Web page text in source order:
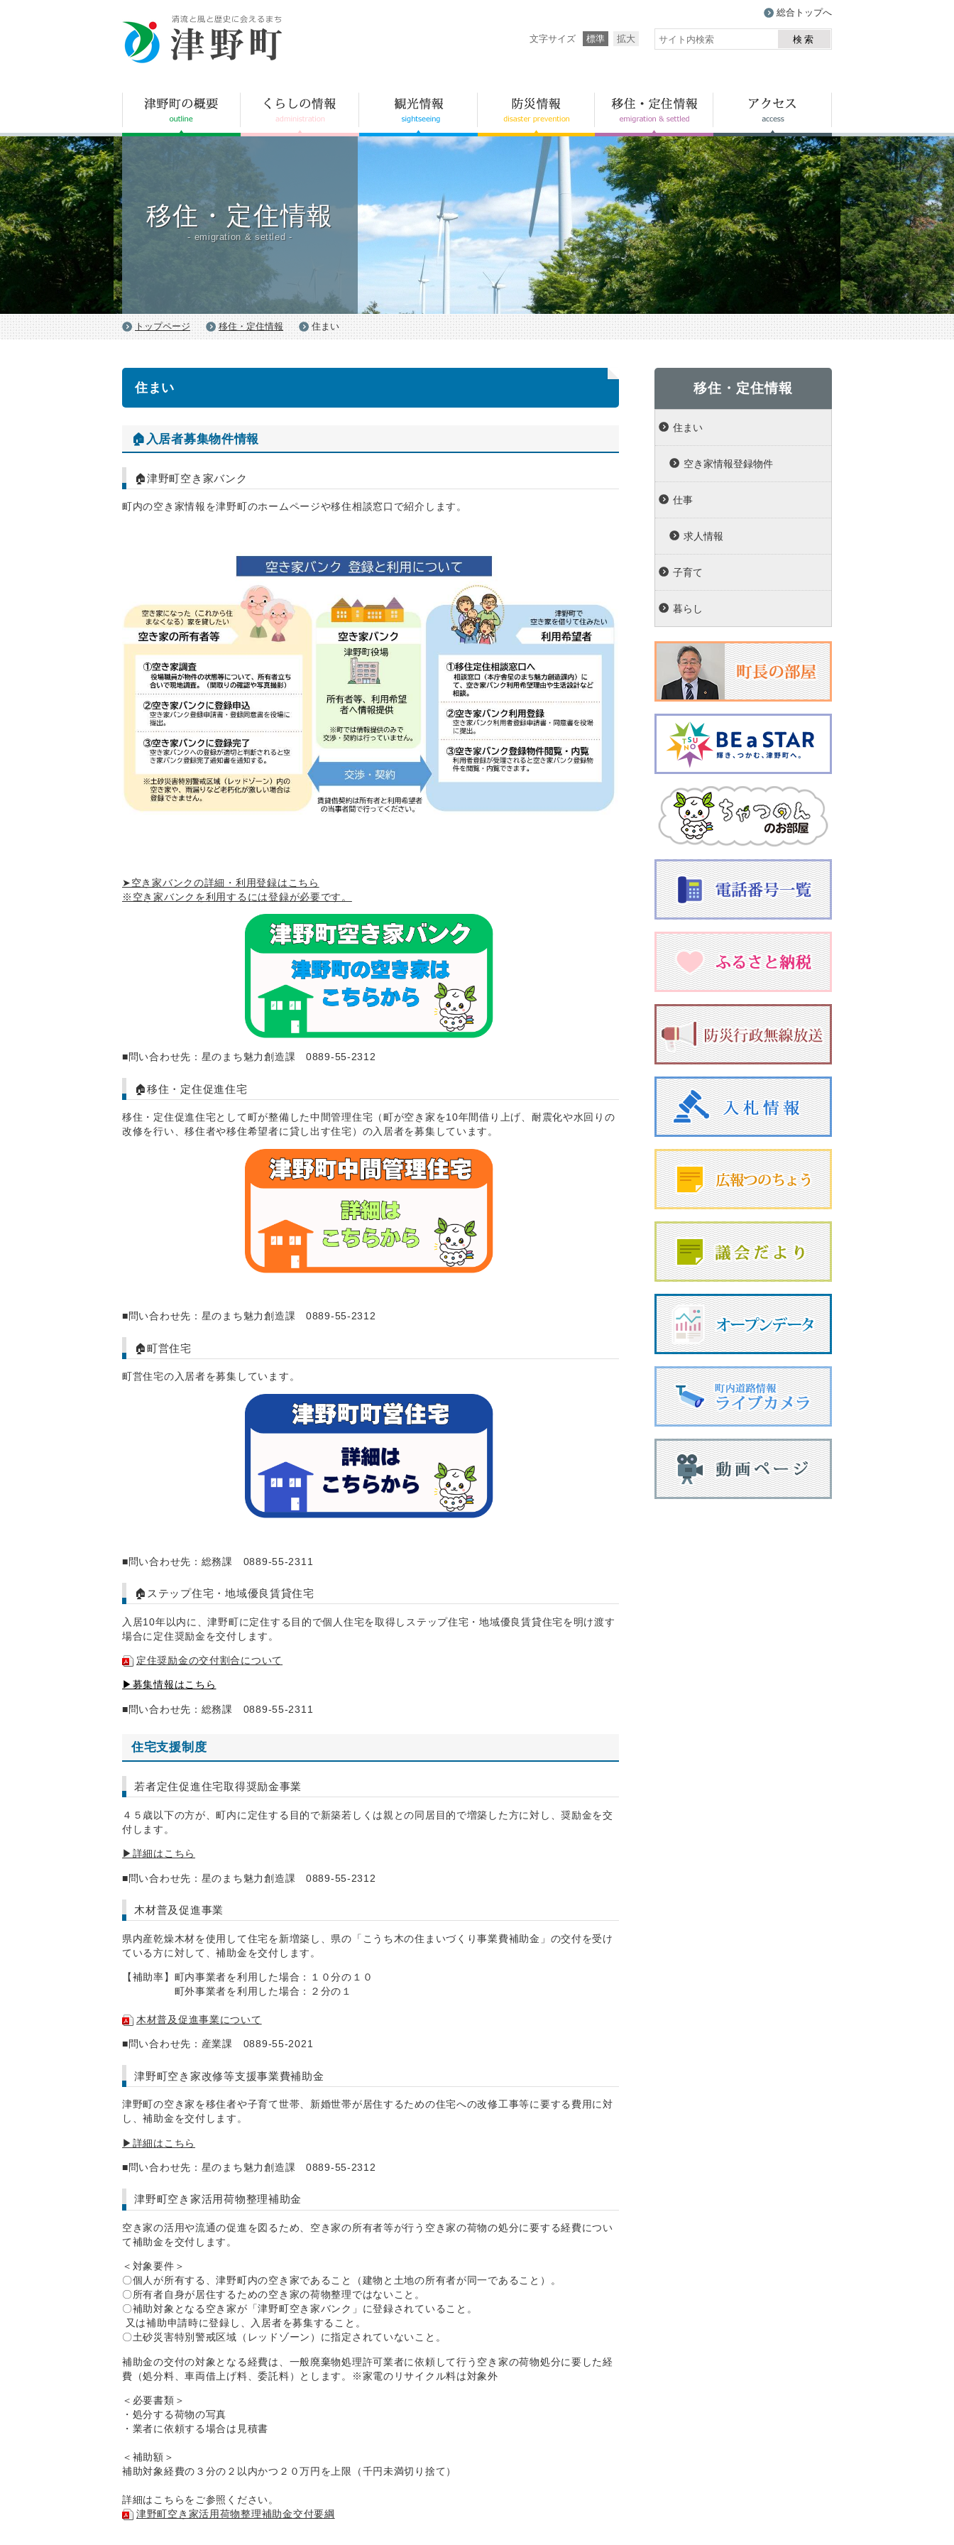
総合トップへ
検索
文字サイズ 標準 拡大
移住・定住情報
- emigration & settled -
トップページ 移住・定住情報 住まい
住まい
🏠入居者募集物件情報
🏠津野町空き家バンク
町内の空き家情報を津野町のホームページや移住相談窓口で紹介します。
➤空き家バンクの詳細・利用登録はこちら
※空き家バンクを利用するには登録が必要です。
■問い合わせ先：星のまち魅力創造課 0889-55-2312
🏠移住・定住促進住宅
移住・定住促進住宅として町が整備した中間管理住宅（町が空き家を10年間借り上げ、耐震化や水回りの
改修を行い、移住者や移住希望者に貸し出す住宅）の入居者を募集しています。
■問い合わせ先：星のまち魅力創造課 0889-55-2312
🏠町営住宅
町営住宅の入居者を募集しています。
■問い合わせ先：総務課 0889-55-2311
🏠ステップ住宅・地域優良賃貸住宅
入居10年以内に、津野町に定住する目的で個人住宅を取得しステップ住宅・地域優良賃貸住宅を明け渡す
場合に定住奨励金を交付します。
定住奨励金の交付割合について
▶募集情報はこちら
■問い合わせ先：総務課 0889-55-2311
住宅支援制度
若者定住促進住宅取得奨励金事業
４５歳以下の方が、町内に定住する目的で新築若しくは親との同居目的で増築した方に対し、奨励金を交
付します。
▶詳細はこちら
■問い合わせ先：星のまち魅力創造課 0889-55-2312
木材普及促進事業
県内産乾燥木材を使用して住宅を新増築し、県の「こうち木の住まいづくり事業費補助金」の交付を受け
ている方に対して、補助金を交付します。
【補助率】町内事業者を利用した場合：１０分の１０
町外事業者を利用した場合：２分の１
木材普及促進事業について
■問い合わせ先：産業課 0889-55-2021
津野町空き家改修等支援事業費補助金
津野町の空き家を移住者や子育て世帯、新婚世帯が居住するための住宅への改修工事等に要する費用に対
し、補助金を交付します。
▶詳細はこちら
■問い合わせ先：星のまち魅力創造課 0889-55-2312
津野町空き家活用荷物整理補助金
空き家の活用や流通の促進を図るため、空き家の所有者等が行う空き家の荷物の処分に要する経費につい
て補助金を交付します。
＜対象要件＞
〇個人が所有する、津野町内の空き家であること（建物と土地の所有者が同一であること）。
〇所有者自身が居住するための空き家の荷物整理ではないこと。
〇補助対象となる空き家が「津野町空き家バンク」に登録されていること。
又は補助申請時に登録し、入居者を募集すること。
〇土砂災害特別警戒区域（レッドゾーン）に指定されていないこと。
補助金の交付の対象となる経費は、一般廃棄物処理許可業者に依頼して行う空き家の荷物処分に要した経
費（処分料、車両借上げ料、委託料）とします。※家電のリサイクル料は対象外
＜必要書類＞
・処分する荷物の写真
・業者に依頼する場合は見積書
＜補助額＞
補助対象経費の３分の２以内かつ２０万円を上限（千円未満切り捨て）
詳細はこちらをご参照ください。
津野町空き家活用荷物整理補助金交付要綱
移住・定住情報
住まい
空き家情報登録物件
仕事
求人情報
子育て
暮らし